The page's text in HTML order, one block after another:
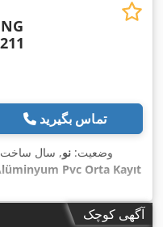
تماس بگیرید
وضعیت: نو, سال
Pvc Orta Kayıt
آگهی کوچک